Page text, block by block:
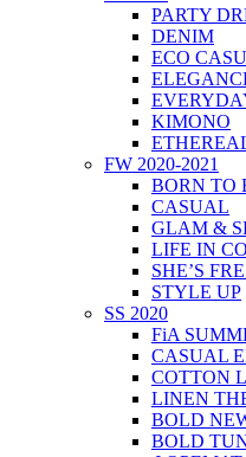
PARTY
DENIM
ECO
KIMONO
FW 2020-2021
BORN TO
CASUAL
GLAM &
LIFE IN
SHE’S
STYLE UP
SS 2020
FiA
CASUAL
COTTON
LINEN
BOLD
BOLD